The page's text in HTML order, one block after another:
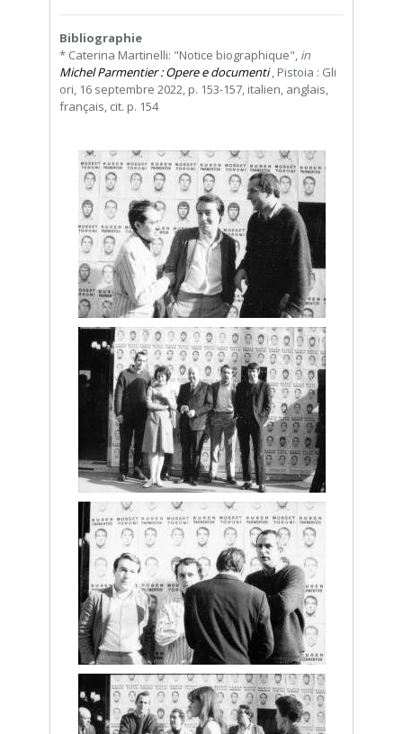
Bibliographie
* Caterina Martinelli: "Notice biographique", in
Michel Parmentier : Opere e documenti, Pistoia : Gli
ori, 16 septembre 2022, p. 153-157, italien, anglais,
français, cit. p. 154